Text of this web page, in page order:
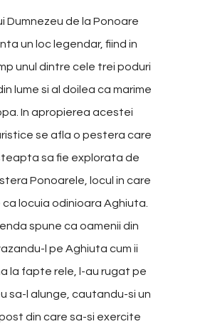
Dumnezeu de la Ponoare
un loc legendar, fiind in
unul dintre cele trei poduri
lume si al doilea ca marime
In apropierea acestei
se afla o pestera care
sa fie explorata de
Ponoarele, locul in care
ca locuia odinioara Aghiuta.
spune ca oamenii din
l pe Aghiuta cum ii
la fapte rele, l-au rugat pe
sa-l alunge, cautandu-si un
din care sa-si exercite